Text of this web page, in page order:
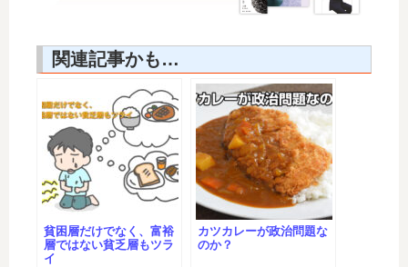
関連記事かも…
貧困層だけでなく、富裕
層ではない貧乏層もツラ
イ
カツカレーが政治問題な
のか？